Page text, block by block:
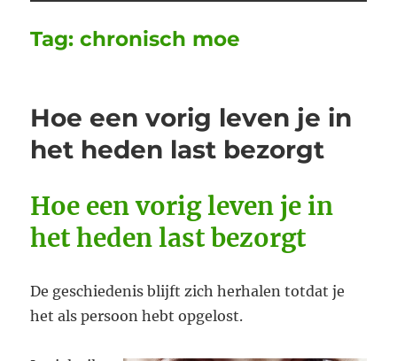
Tag:chronisch moe
Hoe een vorig leven je in
het heden last bezorgt
Hoe een vorig leven je in
het heden last bezorgt
De geschiedenis blijft zich herhalen totdat je
het als persoon hebt opgelost.